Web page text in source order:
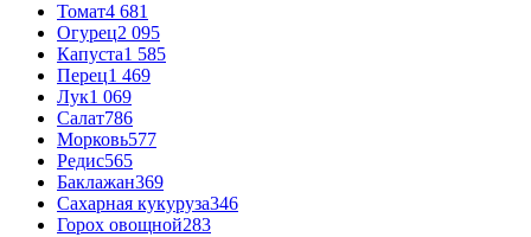
Томат4 681
Огурец2 095
Капуста1 585
Перец1 469
Лук1 069
Салат786
Морковь577
Редис565
Баклажан369
Сахарная кукуруза346
Горох овощной283